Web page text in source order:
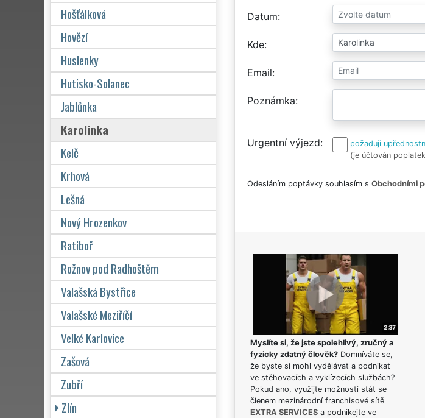
Datum
Kde
Email
Poznámka
Urgentní výjezd
požaduji
(je účtován
Odesláním poptávky souhlasím s Obchodními
Myslíte si, že jste spolehlivý, zručný a
fyzicky zdatný člověk?Domníváte se,
že byste si mohl vydělávat a podnikat
ve stěhovacích a vyklízecích službách?
Pokud ano, využijte možnosti stát se
členem mezinárodní franchisové sítě
EXTRA SERVICESa podnikejte ve
Hošťálková
Hovězí
Huslenky
Hutisko-Solanec
Jablůnka
Karolinka
Kelč
Krhová
Lešná
Nový Hrozenkov
Ratiboř
Rožnov pod Radhoštěm
Valašská Bystřice
Valašské Meziříčí
Velké Karlovice
Zašová
Zubří
Zlín